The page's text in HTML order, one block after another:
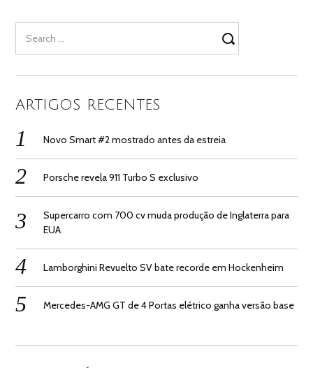
for:
ARTIGOS RECENTES
Novo Smart #2 mostrado antes da estreia
Porsche revela 911 Turbo S exclusivo
Supercarro com 700 cv muda produção de Inglaterra para
EUA
Lamborghini Revuelto SV bate recorde em Hockenheim
Mercedes-AMG GT de 4 Portas elétrico ganha versão base